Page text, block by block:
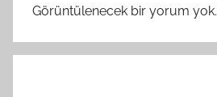
Görüntülenecek bir yorum yok.